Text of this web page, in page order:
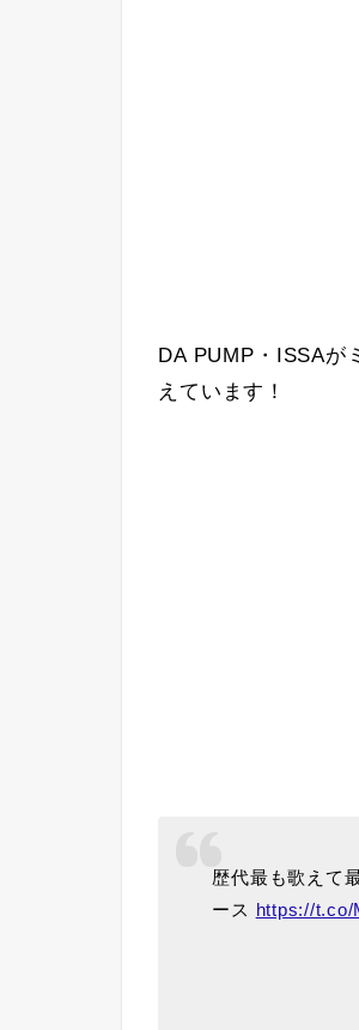
DA PUMP・ISSAが
えています！
歴代最も歌えて
ース https://t.co/